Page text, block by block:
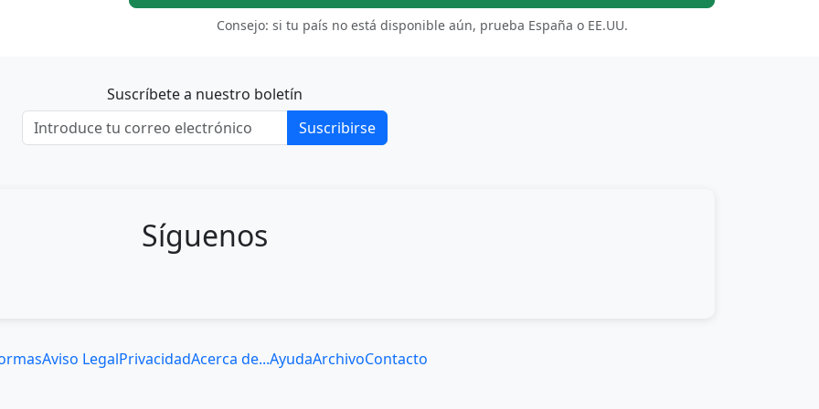
Consejo: si tu país no está disponible aún, prueba España o EE.UU.
Suscríbete a nuestro boletín
Suscribirse
Síguenos
Aviso LegalPrivacidadAcerca de...AyudaArchivoContacto